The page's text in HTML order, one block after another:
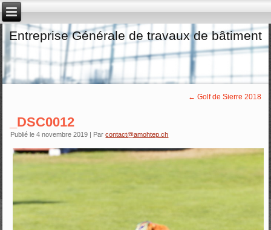
Entreprise Générale de travaux de bâtiment
← Golf de Sierre 2018
_DSC0012
Publié le 4 novembre 2019 | Par contact@amohtep.ch